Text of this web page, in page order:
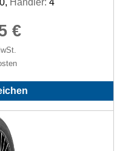
Händler: 4
€